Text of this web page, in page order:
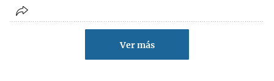
Ver más